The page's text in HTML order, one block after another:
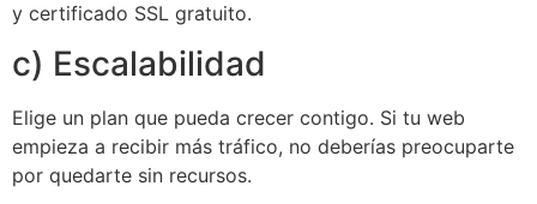
y certificado SSL gratuito.
c) Escalabilidad
Elige un plan que pueda crecer contigo. Si tu web
empieza a recibir más tráfico, no deberías preocuparte
por quedarte sin recursos.